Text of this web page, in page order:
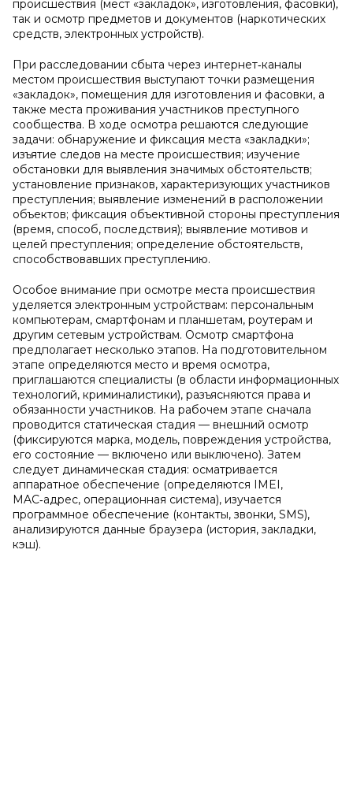
происшествия (мест «закладок», изготовления, фасовки),
так и осмотр предметов и документов (наркотических
средств, электронных устройств).
При расследовании сбыта через интернет‑каналы
местом происшествия выступают точки размещения
«закладок», помещения для изготовления и фасовки, а
также места проживания участников преступного
сообщества. В ходе осмотра решаются следующие
задачи: обнаружение и фиксация места «закладки»;
изъятие следов на месте происшествия; изучение
обстановки для выявления значимых обстоятельств;
установление признаков, характеризующих участников
преступления; выявление изменений в расположении
объектов; фиксация объективной стороны преступления
(время, способ, последствия); выявление мотивов и
целей преступления; определение обстоятельств,
способствовавших преступлению.
Особое внимание при осмотре места происшествия
уделяется электронным устройствам: персональным
компьютерам, смартфонам и планшетам, роутерам и
другим сетевым устройствам. Осмотр смартфона
предполагает несколько этапов. На подготовительном
этапе определяются место и время осмотра,
приглашаются специалисты (в области информационных
технологий, криминалистики), разъясняются права и
обязанности участников. На рабочем этапе сначала
проводится статическая стадия — внешний осмотр
(фиксируются марка, модель, повреждения устройства,
его состояние — включено или выключено). Затем
следует динамическая стадия: осматривается
аппаратное обеспечение (определяются IMEI,
MAC‑адрес, операционная система), изучается
программное обеспечение (контакты, звонки, SMS),
анализируются данные браузера (история, закладки,
кэш).